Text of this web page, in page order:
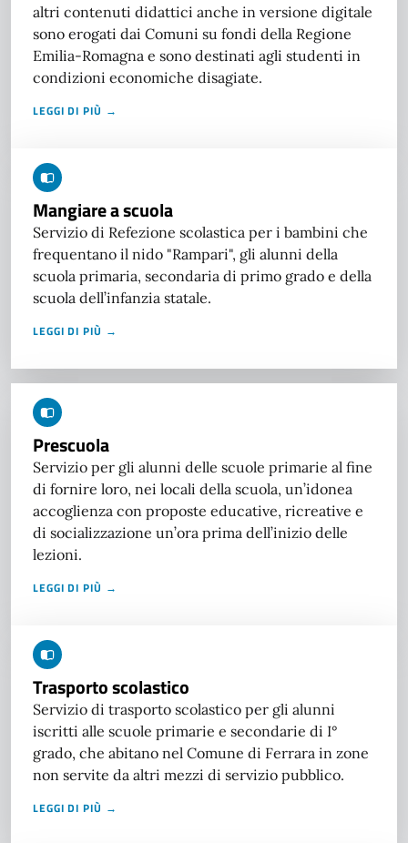
altri contenuti didattici anche in versione digitale
sono erogati dai Comuni su fondi della Regione
Emilia-Romagna e sono destinati agli studenti in
condizioni economiche disagiate.
LEGGI DI PIÙ →
Mangiare a scuola
Servizio di Refezione scolastica per i bambini che
frequentano il nido "Rampari", gli alunni della
scuola primaria, secondaria di primo grado e della
scuola dell’infanzia statale.
LEGGI DI PIÙ →
Prescuola
Servizio per gli alunni delle scuole primarie al fine
di fornire loro, nei locali della scuola, un’idonea
accoglienza con proposte educative, ricreative e
di socializzazione un’ora prima dell’inizio delle
lezioni.
LEGGI DI PIÙ →
Trasporto scolastico
Servizio di trasporto scolastico per gli alunni
iscritti alle scuole primarie e secondarie di I°
grado, che abitano nel Comune di Ferrara in zone
non servite da altri mezzi di servizio pubblico.
LEGGI DI PIÙ →